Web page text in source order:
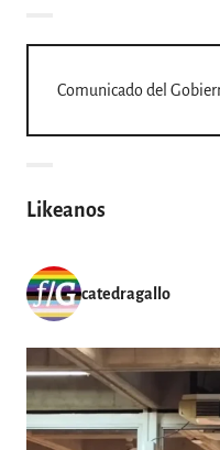
de
entradas
Comunicado del
Likeanos
catedragallo